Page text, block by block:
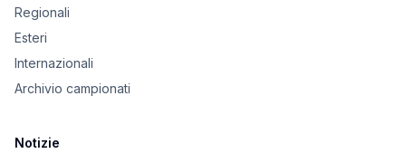
Regionali
Esteri
Internazionali
Archivio campionati
Notizie